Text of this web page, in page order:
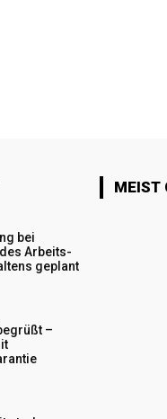
bei
Arbeits-
geplant
–
MEIST